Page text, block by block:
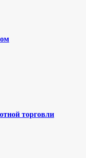
торговли